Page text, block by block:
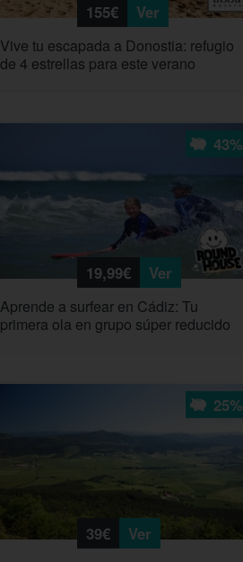
155€ Ver
Vive tu escapada a Donostia: refugio
de 4 estrellas para este verano
43%
19,99€ Ver
Aprende a surfear en Cádiz: Tu
primera ola en grupo súper reducido
25%
39€ Ver